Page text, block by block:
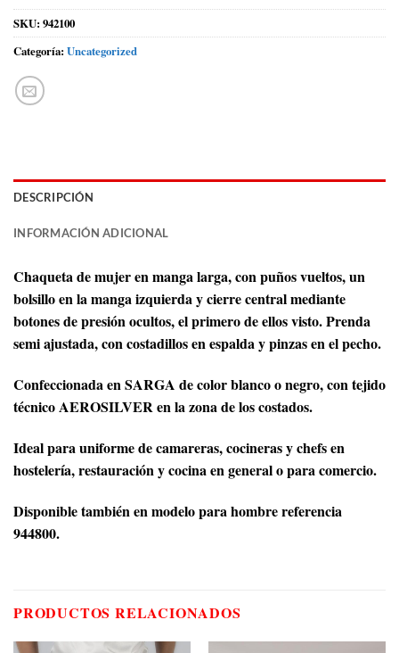
SKU: 942100
Categoría: Uncategorized
DESCRIPCIÓN
INFORMACIÓN ADICIONAL
Chaqueta de mujer en manga larga, con puños vueltos, un
bolsillo en la manga izquierda y cierre central mediante
botones de presión ocultos, el primero de ellos visto. Prenda
semi ajustada, con costadillos en espalda y pinzas en el pecho.
Confeccionada en SARGA de color blanco o negro, con tejido
técnico AEROSILVER en la zona de los costados.
Ideal para uniforme de camareras, cocineras y chefs en
hostelería, restauración y cocina en general o para comercio.
Disponible también en modelo para hombre referencia
944800.
PRODUCTOS RELACIONADOS